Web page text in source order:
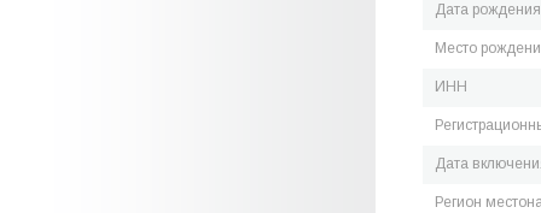
Дата рождения
Место
ИНН
Дата
Регион